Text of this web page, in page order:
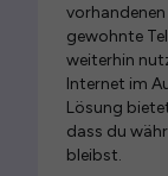
gewohnte
weiterhin
Internet im
Lösung
dass du
bleibst.